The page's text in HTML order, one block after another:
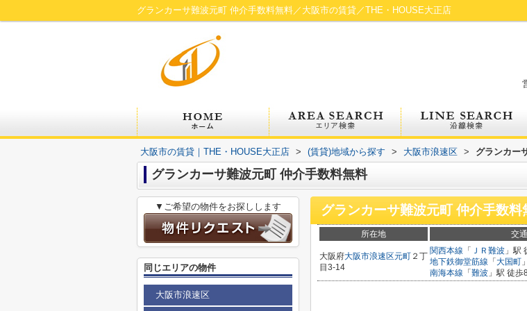
グランカーサ難波元町 仲介手数料無料／大阪市の賃貸／THE・HOUSE大正店
大阪市の賃貸｜THE・HOUSE大正店 > (賃貸)地域から探す > 大阪市浪速区 > グランカー
グランカーサ難波元町 仲介手数料無料
グランカーサ難波元町 仲介手数料
所在地 交通
大阪府大阪市浪速区元町 ２丁
目3-14
関西本線 「 ＪＲ難波 」駅
地下鉄御堂筋線 「 大国町
南海本線 「 難波 」駅 徒歩
▼ご希望の物件をお探しします
同じエリアの物件
大阪市浪速区